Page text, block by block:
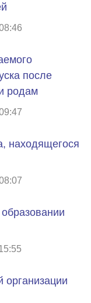
после
родам
находящегося
организации